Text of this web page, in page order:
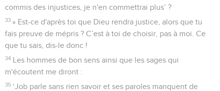
commis des injustices, je n'en commettrai plus’ ?
33 » Est-ce d'après toi que Dieu rendra justice, alors que tu
fais preuve de mépris ? C’est à toi de choisir, pas à moi. Ce
que tu sais, dis-le donc !
34 Les hommes de bon sens ainsi que les sages qui
m'écoutent me diront :
35 ‘Job parle sans rien savoir et ses paroles manquent de